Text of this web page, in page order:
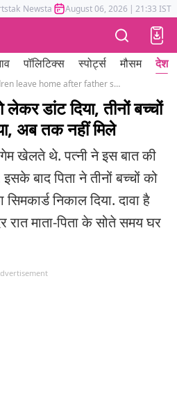
Newstak Mumbai Tak Astrotak
August 06, 2026 | 21:33 IST
पॉलिटिक्स स्पोर्ट्स मौसम देश
Three children leave home after father scold them for mobile games
लेकर डांट दिया, तीनों बच्चों
अब तक नहीं मिले
गेम खेलते थे. पत्नी ने इस बात की
बाद पिता ने तीनों बच्चों को
निकाल दिया. दावा है
रात माता-पिता के सोते समय घर